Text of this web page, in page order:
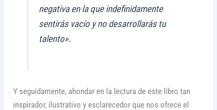
negativa en la que indefinida­mente
sentirás vacío y no desarrollarás tu
talento».
Y seguidamente, ahondar en la lectura de este libro tan
inspirador, ilustrativo y esclarecedor que nos ofrece el